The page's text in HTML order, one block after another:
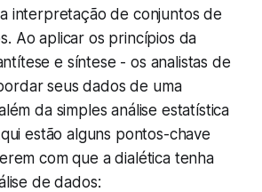
interpretação de conjuntos de
Ao aplicar os princípios da
e síntese - os analistas de
seus dados de uma
da simples análise estatística
estão alguns pontos-chave
com que a dialética tenha
de dados: